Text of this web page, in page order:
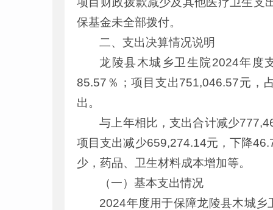
保基金未全部拨付。
二、支出决算情况说明
龙陵县木城乡卫生院2024年度
85.57％；项目支出751,046.57元，
出。
与上年相比，支出合计减少
项目支出减少659,274.14元，下降
少，药品、卫生材料成本增加等。
（一）基本支出情况
2024年度用于保障龙陵县木城